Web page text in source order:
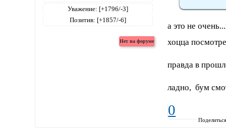
Уважение: [+1796/-3]
Позитив: [+1857/-6]
а это не
хоцца
правда в
ладно, бум
0